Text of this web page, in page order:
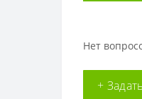
Нет
+